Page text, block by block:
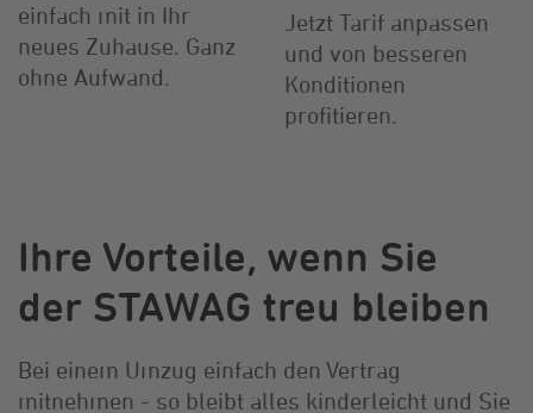
einfach mit in Ihr
neues Zuhause. Ganz
ohne Aufwand.
Jetzt Tarif anpassen
und von besseren
Konditionen
profitieren.
Ihre Vorteile, wenn Sie
der STAWAG treu bleiben
Bei einem Umzug einfach den Vertrag
mitnehmen - so bleibt alles kinderleicht und Sie